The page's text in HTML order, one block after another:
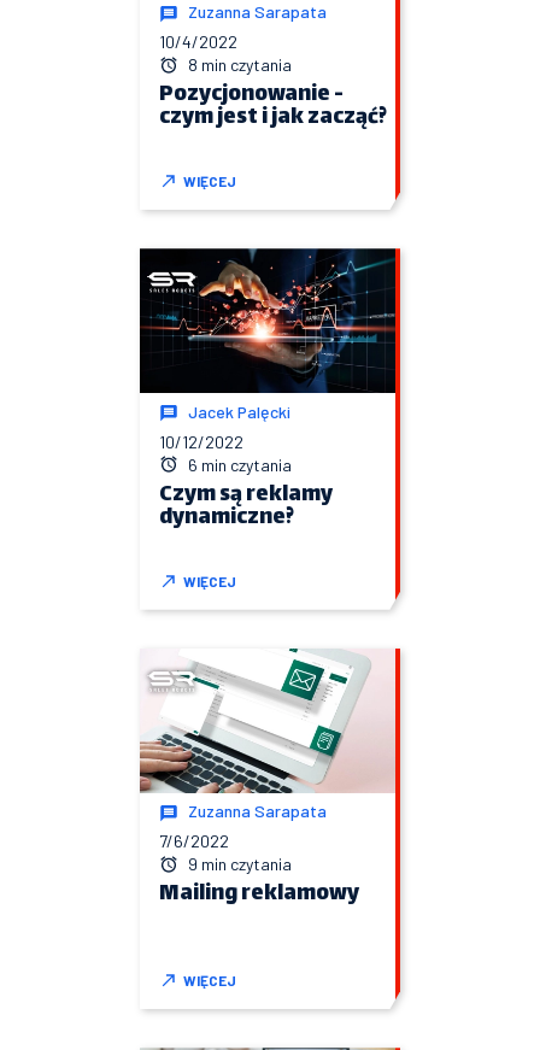
Zuzanna Sarapata
10/4/2022
8 min czytania
Pozycjonowanie -
czym jest i jak zacząć?
WIĘCEJ
Jacek Palęcki
10/12/2022
6 min czytania
Czym są reklamy
dynamiczne?
WIĘCEJ
Zuzanna Sarapata
7/6/2022
9 min czytania
Mailing reklamowy
WIĘCEJ